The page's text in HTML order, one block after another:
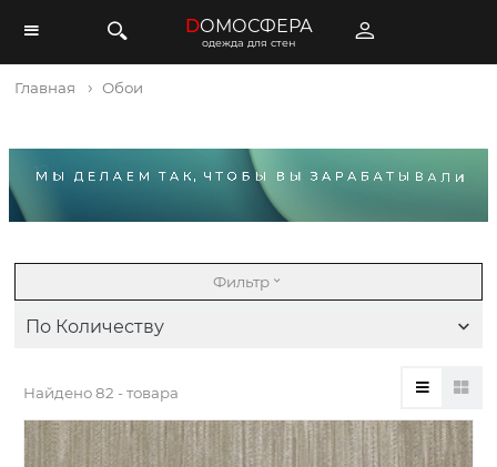
DОМОСФЕРА
одежда для стен
Главная Обои
Фильтр
По Количеству
Найдено82 - товара